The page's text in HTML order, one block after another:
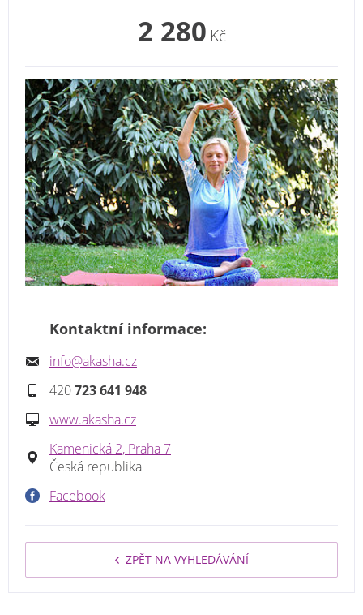
2 280 Kč
Kontaktní informace:
info@akasha.cz
420723 641 948
www.akasha.cz
Kamenická 2, Praha 7
Česká republika
Facebook
ZPĚT NA VYHLEDÁVÁNÍ